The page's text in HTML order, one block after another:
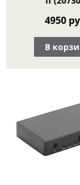
4950
В